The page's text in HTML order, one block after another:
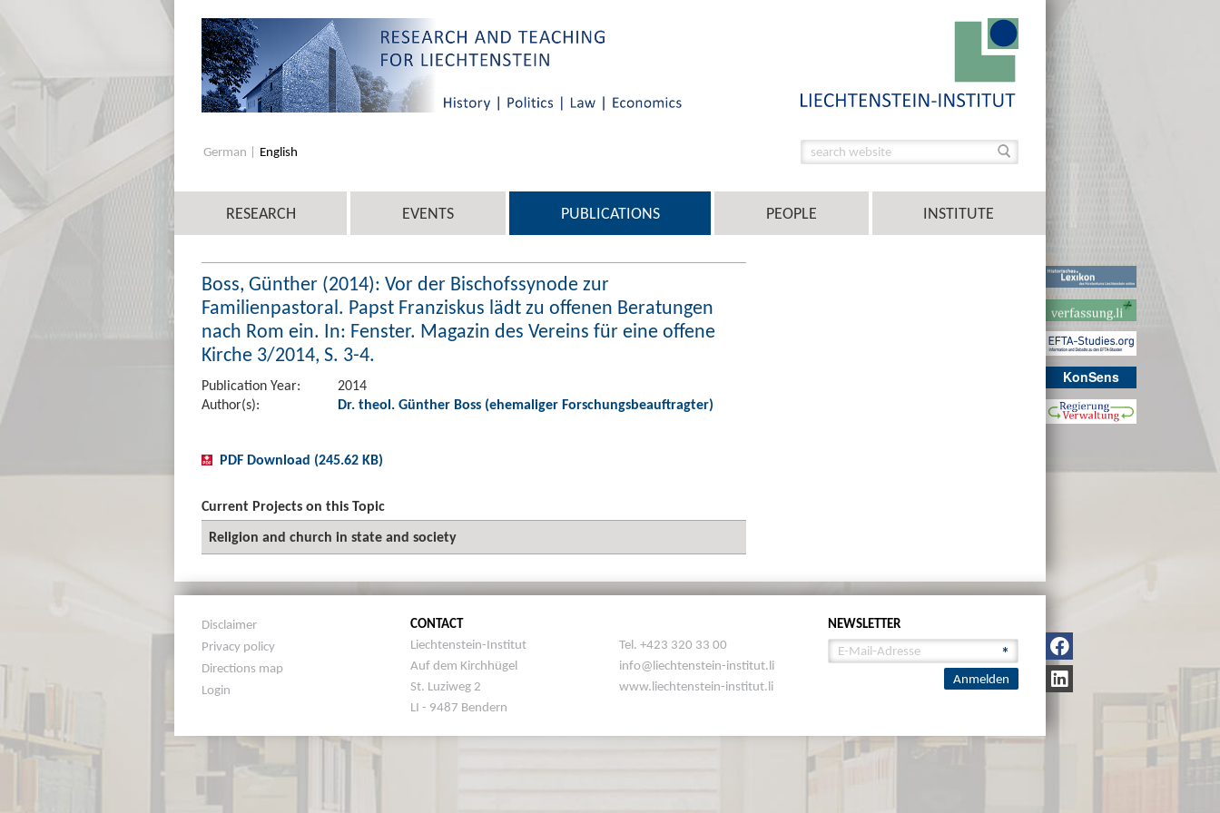
KonSens
German English
RESEARCH EVENTS PUBLICATIONS PEOPLE INSTITUTE
Boss, Günther (2014): Vor der Bischofssynode zur
Familienpastoral. Papst Franziskus lädt zu offenen Beratungen
nach Rom ein. In: Fenster. Magazin des Vereins für eine offene
Kirche 3/2014, S. 3-4.
Publication Year:
2014
Author(s):
Dr. theol. Günther Boss (ehemaliger Forschungsbeauftragter)
PDF Download (245.62 KB)
Current Projects on this Topic
Religion and church in state and society
Disclaimer
Privacy policy
Directions map
Login
CONTACT
Liechtenstein-Institut
Auf dem Kirchhügel
St. Luziweg 2
LI - 9487 Bendern
Tel. +423 320 33 00
info@liechtenstein-institut.li
www.liechtenstein-institut.li
NEWSLETTER